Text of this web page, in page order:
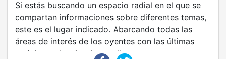
Si estás buscando un espacio radial en el que se
compartan informaciones sobre diferentes temas,
este es el lugar indicado. Abarcando todas las
áreas de interés de los oyentes con las últimas
noticias y el mejor desarrollo.